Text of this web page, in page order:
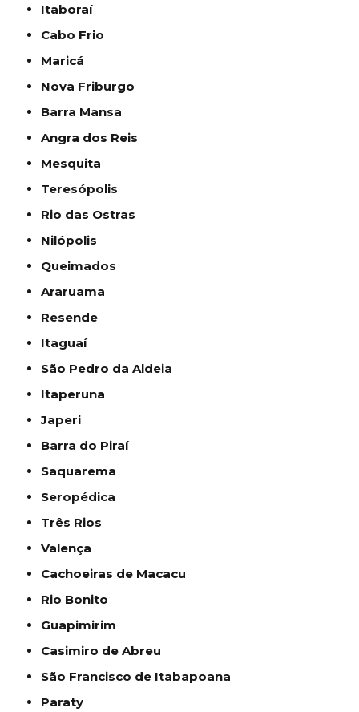
Itaboraí
Cabo Frio
Maricá
Nova Friburgo
Barra Mansa
Angra dos Reis
Mesquita
Teresópolis
Rio das Ostras
Nilópolis
Queimados
Araruama
Resende
Itaguaí
São Pedro da Aldeia
Itaperuna
Japeri
Barra do Piraí
Saquarema
Seropédica
Três Rios
Valença
Cachoeiras de Macacu
Rio Bonito
Guapimirim
Casimiro de Abreu
São Francisco de Itabapoana
Paraty